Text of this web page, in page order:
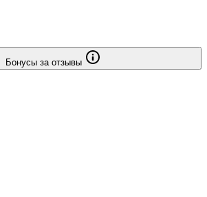
Бонусы за отзывы